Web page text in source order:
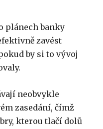
plánech banky
zavést
by si to vývoj
neobvykle
zasedání, čímž
kterou tlačí dolů